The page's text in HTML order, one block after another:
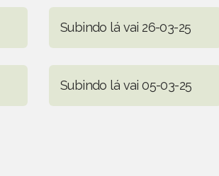
Subindo lá vai 26-03-25
Subindo lá vai 05-03-25